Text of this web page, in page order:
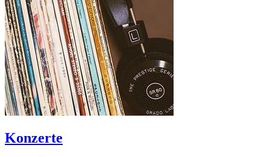
Konzerte